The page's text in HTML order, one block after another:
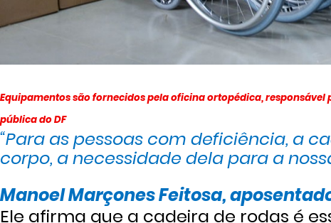
Equipamentos são fornecidos pela oficina ortopédica, responsável
pública do DF
“Para as pessoas com deficiência, a
corpo, a necessidade dela para a
Manoel Marçones Feitosa,
Ele afirma que a cadeira de rodas é